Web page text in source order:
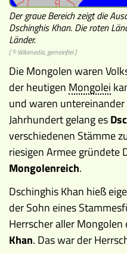
Der graue Bereich zeigt die
Dschinghis Khan. Die roten
Länder.
[ © Wikimedia, gemeinfrei ]
Die Mongolen waren
der heutigen Mongolei
und waren
Jahrhundert gelang es
verschiedenen Stämme
riesigen Armee gründete
Mongolenreich.
Dschinghis Khan hieß
der Sohn eines
Herrscher aller
Khan. Das war der